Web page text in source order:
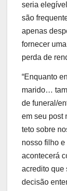
seria
são
apenas
fornecer
perda de
“Enquanto
marido…
de funeral/
em seu post
teto sobre
nosso filho
acontecerá
acredito que
decisão